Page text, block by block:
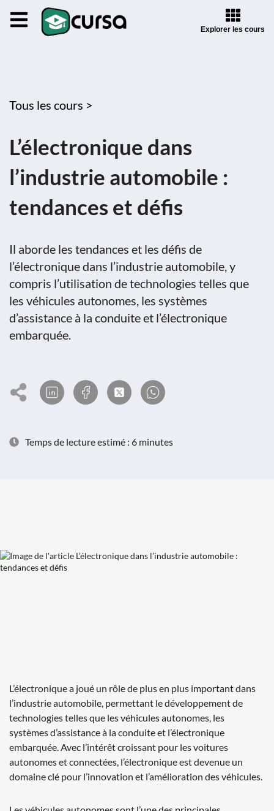
Explorer les cours
Tous les cours >
L’électronique dans
l’industrie automobile :
tendances et défis
Il aborde les tendances et les défis de
l’électronique dans l’industrie automobile, y
compris l’utilisation de technologies telles que
les véhicules autonomes, les systèmes
d’assistance à la conduite et l’électronique
embarquée.
Temps de lecture estimé : 6 minutes
L’électronique a joué un rôle de plus en plus important dans
l’industrie automobile, permettant le développement de
technologies telles que les véhicules autonomes, les
systèmes d’assistance à la conduite et l’électronique
embarquée. Avec l’intérêt croissant pour les voitures
autonomes et connectées, l’électronique est devenue un
domaine clé pour l’innovation et l’amélioration des véhicules.